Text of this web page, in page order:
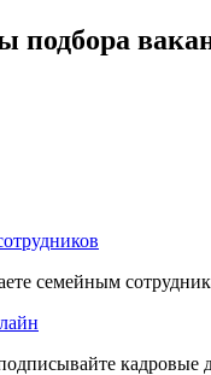
подбора
семейным
кадровые